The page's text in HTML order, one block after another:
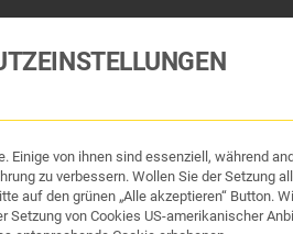
& Organ-Uhr
Einige von ihnen sind essenziell, während
zu verbessern. Wollen Sie der Setzung
auf den grünen „Alle akzeptieren“ Button.
Setzung von Cookies US-amerikanischer